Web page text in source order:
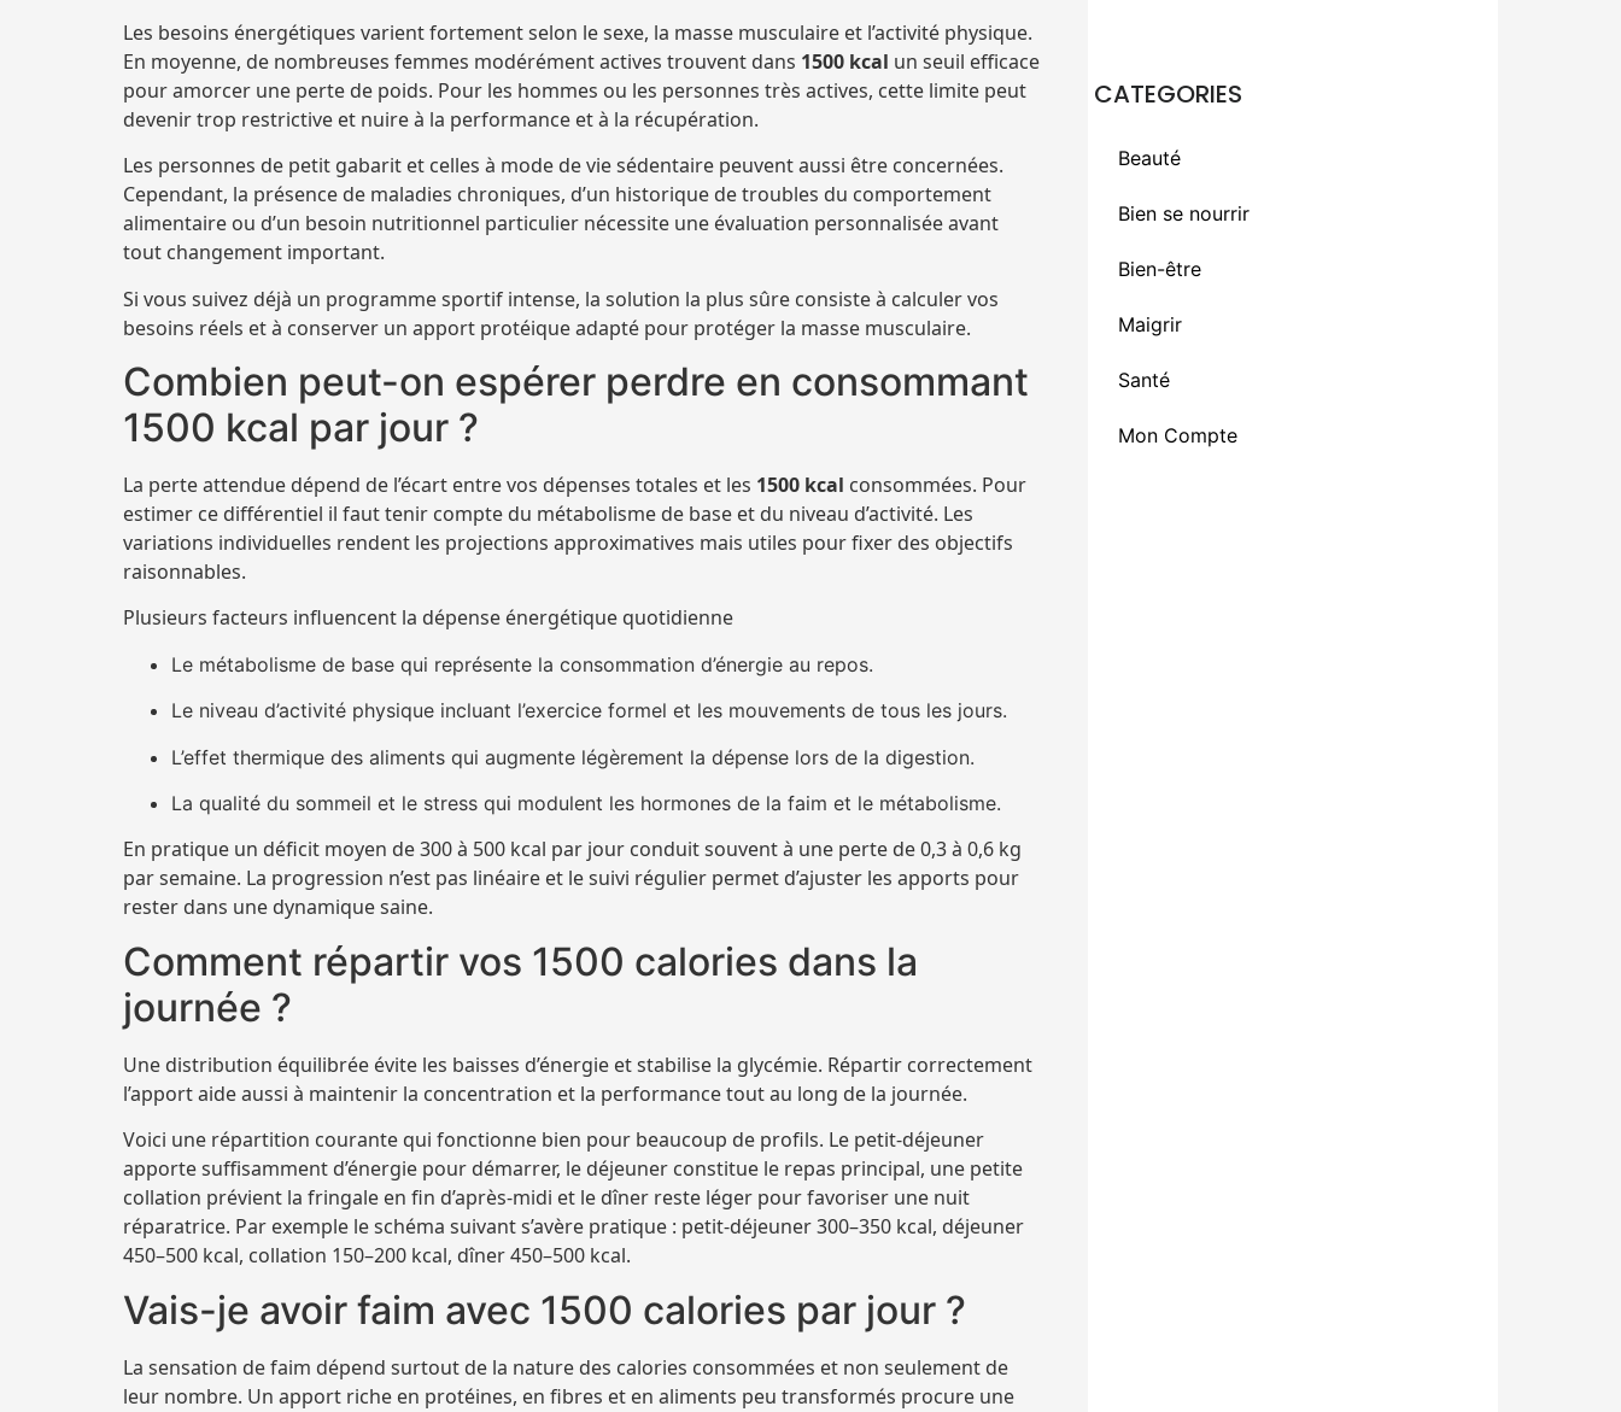
Les besoins énergétiques varient fortement selon le sexe, la masse musculaire et l’activité physique.
En moyenne, de nombreuses femmes modérément actives trouvent dans 1500 kcal un seuil efficace
pour amorcer une perte de poids. Pour les hommes ou les personnes très actives, cette limite peut
devenir trop restrictive et nuire à la performance et à la récupération.
Les personnes de petit gabarit et celles à mode de vie sédentaire peuvent aussi être concernées.
Cependant, la présence de maladies chroniques, d’un historique de troubles du comportement
alimentaire ou d’un besoin nutritionnel particulier nécessite une évaluation personnalisée avant
tout changement important.
Si vous suivez déjà un programme sportif intense, la solution la plus sûre consiste à calculer vos
besoins réels et à conserver un apport protéique adapté pour protéger la masse musculaire.
Combien peut-on espérer perdre en consommant
1500 kcal par jour ?
La perte attendue dépend de l’écart entre vos dépenses totales et les 1500 kcal consommées. Pour
estimer ce différentiel il faut tenir compte du métabolisme de base et du niveau d’activité. Les
variations individuelles rendent les projections approximatives mais utiles pour fixer des objectifs
raisonnables.
Plusieurs facteurs influencent la dépense énergétique quotidienne
Le métabolisme de base qui représente la consommation d’énergie au repos.
Le niveau d’activité physique incluant l’exercice formel et les mouvements de tous les jours.
L’effet thermique des aliments qui augmente légèrement la dépense lors de la digestion.
La qualité du sommeil et le stress qui modulent les hormones de la faim et le métabolisme.
En pratique un déficit moyen de 300 à 500 kcal par jour conduit souvent à une perte de 0,3 à 0,6 kg
par semaine. La progression n’est pas linéaire et le suivi régulier permet d’ajuster les apports pour
rester dans une dynamique saine.
Comment répartir vos 1500 calories dans la
journée ?
Une distribution équilibrée évite les baisses d’énergie et stabilise la glycémie. Répartir correctement
l’apport aide aussi à maintenir la concentration et la performance tout au long de la journée.
Voici une répartition courante qui fonctionne bien pour beaucoup de profils. Le petit-déjeuner
apporte suffisamment d’énergie pour démarrer, le déjeuner constitue le repas principal, une petite
collation prévient la fringale en fin d’après-midi et le dîner reste léger pour favoriser une nuit
réparatrice. Par exemple le schéma suivant s’avère pratique : petit-déjeuner 300–350 kcal, déjeuner
450–500 kcal, collation 150–200 kcal, dîner 450–500 kcal.
Vais-je avoir faim avec 1500 calories par jour ?
La sensation de faim dépend surtout de la nature des calories consommées et non seulement de
leur nombre. Un apport riche en protéines, en fibres et en aliments peu transformés procure une
CATEGORIES
Beauté
Bien se nourrir
Bien-être
Maigrir
Santé
Mon Compte